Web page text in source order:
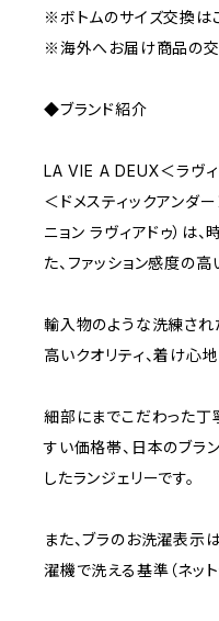
※ボトムのサイズ交換は
※海外へお届け商品の交
◆ブランド紹介
LA VIE A DEUX＜ラヴ
＜ドメスティックアン
ニョン ラヴィアドゥ）は
た、ファッション感度の高
輸入物のような洗練され
高いクオリティ、着け心
細部にまでこだわった丁
すい価格帯、日本のブラ
したランジェリーです。
また、ブラのお洗濯表示
濯機で洗える基準（ネッ